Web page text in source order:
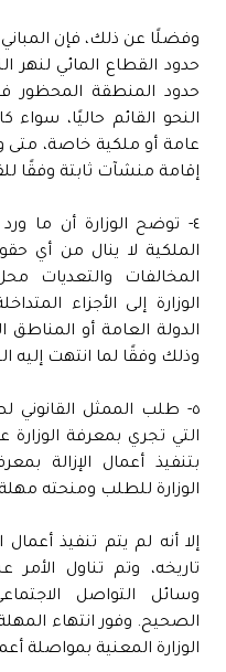
وفضلًا عن ذلك، فإن المباني
حدود القطاع المائي لنهر
حدود المنطقة المحظور
النحو القائم حاليًا،
عامة أو ملكية خاصة، متى
إقامة منشآت ثابتة وفقًا
٤- توضح الوزارة أن ما
الملكية لا ينال من أي
المخالفات والتعديات
الوزارة إلى الأجزاء
الدولة العامة أو
وذلك وفقًا لما انتهت إليه
٥- طلب الممثل القانوني
التي تجري بمعرفة
بتنفيذ أعمال الإزالة
الوزارة للطلب ومنحته
إلا أنه لم يتم تنفيذ أعمال
تاريخه، وتم تناول
وسائل التواصل
الصحيح. وفور انتهاء
الوزارة المعنية بمواصلة